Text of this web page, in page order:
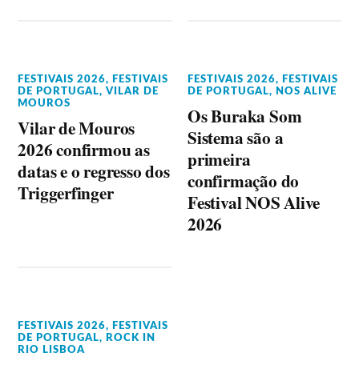
FESTIVAIS 2026,
FESTIVAIS
DE PORTUGAL,VILAR DE
MOUROS
Vilar de Mouros
2026 confirmou as
datas e o regresso dos
Triggerfinger
FESTIVAIS 2026,
FESTIVAIS
DE PORTUGAL, NOS ALIVE
Os Buraka Som
Sistema são a
primeira
confirmação do
Festival NOS Alive
2026
FESTIVAIS 2026,
FESTIVAIS
DE PORTUGAL,
ROCK IN
RIO LISBOA